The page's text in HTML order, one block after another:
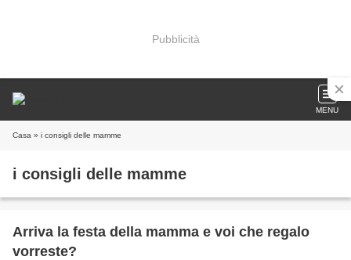
Pubblicità
MENU
Casa » i consigli delle mamme
i consigli delle mamme
Arriva la festa della mamma e voi che regalo
vorreste?